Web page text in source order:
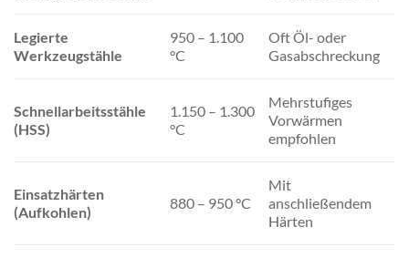
Legierte
Werkzeugstähle
950 – 1.100
°C
Oft Öl- oder
Gasabschreckung
Schnellarbeitsstähle
(HSS)
1.150 – 1.300
°C
Mehrstufiges
Vorwärmen
empfohlen
Einsatzhärten
(Aufkohlen)
880 – 950 °C
Mit
anschließendem
Härten